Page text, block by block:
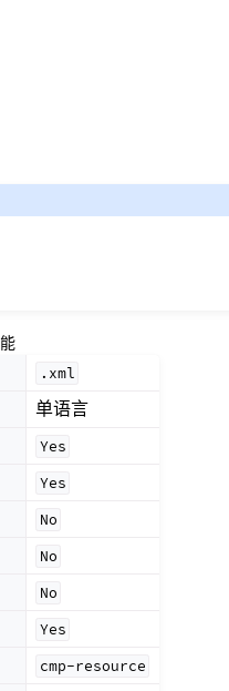
.xml
单语言
Yes
Yes
No
No
No
Yes
cmp-resource